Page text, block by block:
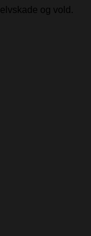
og vold.